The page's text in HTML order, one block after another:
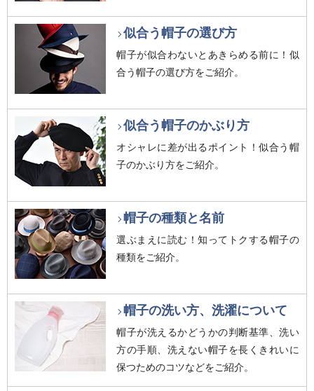
似合う帽子の選び方
帽子が似合わないとあきらめる前に！似
合う帽子の選び方をご紹介。
似合う帽子のかぶり方
オシャレに差が出るポイント！似合う帽
子のかぶり方をご紹介。
帽子の種類と名前
選ぶまえに読む！知ってトクする帽子の
種類をご紹介。
帽子の洗い方、洗濯について
帽子が洗えるかどうかの判断基準、洗い
方の手順、洗えない帽子を長くきれいに
保つためのコツなどをご紹介。